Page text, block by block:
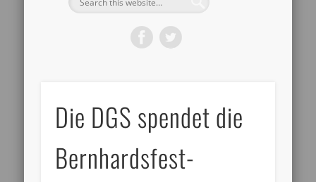
Die DGS spendet die
Bernhardsfest-